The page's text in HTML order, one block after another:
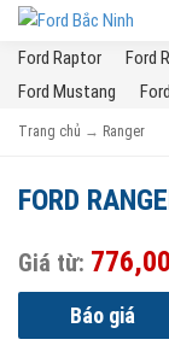
Ford Raptor Ford
Ford Mustang
Trang chủ → Ranger
FORD
Giá từ:
Báo giá